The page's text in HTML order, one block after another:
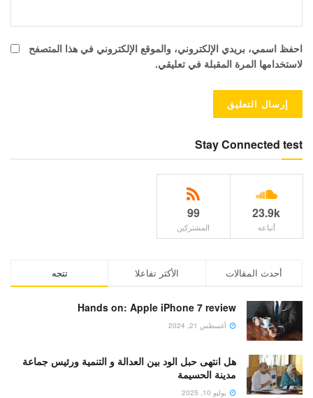
احفظ اسمي، بريدي الإلكتروني، والموقع الإلكتروني في هذا المتصفح
لاستخدامها المرة المقبلة في تعليقي.
Stay Connected test
23.9k
أتباعه
99
المشتركين
تتجه الأكثر تفاعلا أحدث المقالات
Hands on: Apple iPhone 7 review
أغسطس 21, 2024
هل انتهى حبل الود بين العدالة و التنمية ورئيس جماعة
مدينة الحسيمة
يوليو 10, 2025